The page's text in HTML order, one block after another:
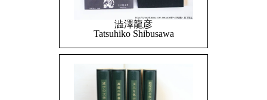
澁澤龍彦
Tatsuhiko Shibusawa